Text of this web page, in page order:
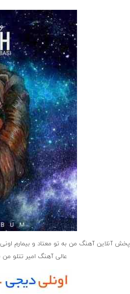
پخش آنلاین آهنگ من به تو معتاد و بیمارم
عالی آهنگ امیر تتلو